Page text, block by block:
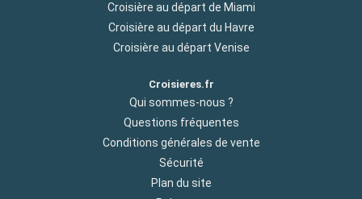
Croisière au départ de Miami
Croisière au départ du Havre
Croisière au départ Venise
Croisieres.fr
Qui sommes-nous ?
Questions fréquentes
Conditions générales de vente
Sécurité
Plan du site